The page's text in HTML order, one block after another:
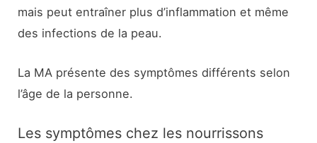
mais peut entraîner plus d’inflammation et même
des infections de la peau.
La MA présente des symptômes différents selon
l’âge de la personne.
Les symptômes chez les nourrissons